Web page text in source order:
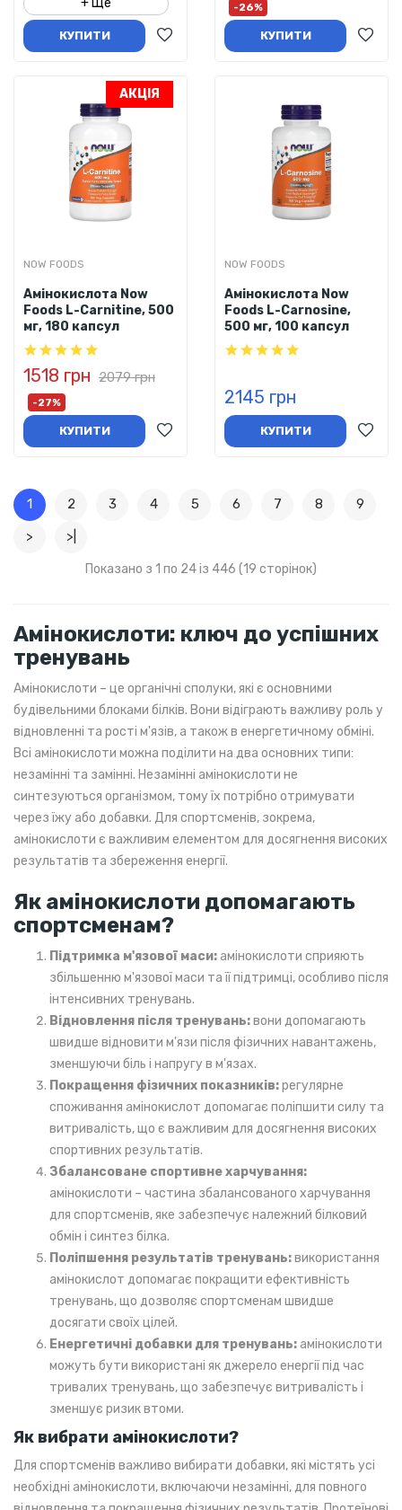
КУПИТИ
-26%
КУПИТИ
АКЦІЯ
NOW FOODS
Амінокислота Now
Foods L-Carnitine, 500
мг, 180 капсул
1518 грн 2079 грн
-27%
КУПИТИ
NOW FOODS
Амінокислота Now
Foods L-Carnosine,
500 мг, 100 капсул
2145 грн
КУПИТИ
1 2 3 4 5 6 7 8
9
>
>|
Показано з 1 по 24 із 446 (19 сторінок)
Амінокислоти: ключ до успішних
тренувань
Амінокислоти – це органічні сполуки, які є основними
будівельними блоками білків. Вони відіграють важливу роль у
відновленні та рості м'язів, а також в енергетичному обміні.
Всі амінокислоти можна поділити на два основних типи:
незамінні та замінні. Незамінні амінокислоти не
синтезуються організмом, тому їх потрібно отримувати
через їжу або добавки. Для спортсменів, зокрема,
амінокислоти є важливим елементом для досягнення високих
результатів та збереження енергії.
Як амінокислоти допомагають
спортсменам?
Підтримка м'язової маси: амінокислоти сприяють
збільшенню м'язової маси та її підтримці, особливо після
інтенсивних тренувань.
Відновлення після тренувань:вони допомагають
швидше відновити м'язи після фізичних навантажень,
зменшуючи біль і напругу в м'язах.
Покращення фізичних показників:регулярне
споживання амінокислот допомагає поліпшити силу та
витривалість, що є важливим для досягнення високих
спортивних результатів.
Збалансоване спортивне харчування:
амінокислоти – частина збалансованого харчування
для спортсменів, яке забезпечує належний білковий
обмін і синтез білка.
Поліпшення результатів тренувань:використання
амінокислот допомагає покращити ефективність
тренувань, що дозволяє спортсменам швидше
досягати своїх цілей.
Енергетичні добавки для тренувань: амінокислоти
можуть бути використані як джерело енергії під час
тривалих тренувань, що забезпечує витривалість і
зменшує ризик втоми.
Як вибрати амінокислоти?
Для спортсменів важливо вибирати добавки, які містять усі
необхідні амінокислоти, включаючи незамінні, для повного